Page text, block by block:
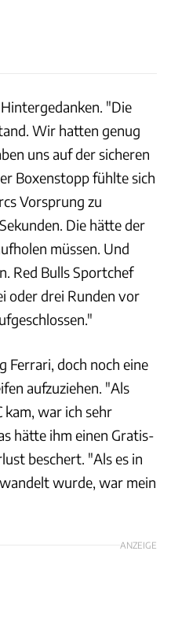
"Die
Wir hatten genug
uns auf der sicheren
Boxenstopp fühlte sich
Vorsprung zu
Die hätte der
müssen. Und
Red Bulls Sportchef
oder drei Runden vor
Ferrari, doch noch eine
aufzuziehen. "Als
kam, war ich sehr
hätte ihm einen Gratis-
beschert. "Als es in
wurde, war mein
ANZEIGE